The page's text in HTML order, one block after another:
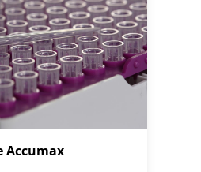
Accumax